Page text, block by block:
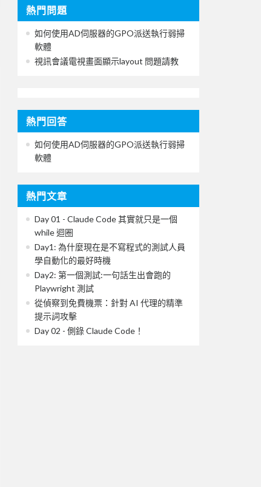
熱門問題
如何使用AD伺服器的GPO派送執行弱掃
軟體
視訊會議電視畫面顯示layout 問題請教
熱門回答
如何使用AD伺服器的GPO派送執行弱掃
軟體
熱門文章
Day 01 - Claude Code 其實就只是一個
while 迴圈
Day1: 為什麼現在是不寫程式的測試人員
學自動化的最好時機
Day2: 第一個測試:一句話生出會跑的
Playwright 測試
從偵察到免費機票：針對 AI 代理的精準
提示詞攻擊
Day 02 - 側錄 Claude Code！